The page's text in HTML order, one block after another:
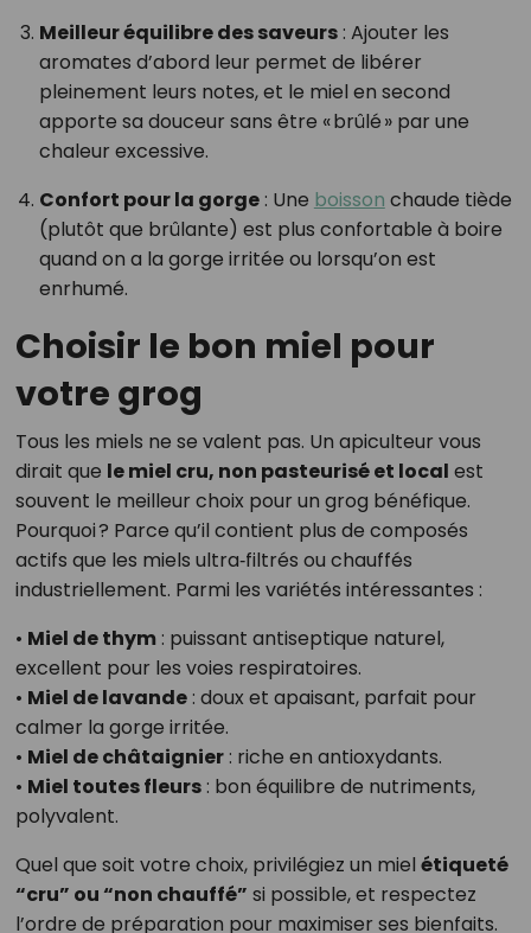
Meilleur équilibre des saveurs: Ajouter les
aromates d’abord leur permet de libérer
pleinement leurs notes, et le miel en second
apporte sa douceur sans être « brûlé » par une
chaleur excessive.
Confort pour la gorge: Une boisson chaude tiède
(plutôt que brûlante) est plus confortable à boire
quand on a la gorge irritée ou lorsqu’on est
enrhumé.
Choisir le bon miel pour
votre grog
Tous les miels ne se valent pas. Un apiculteur vous
dirait que le miel cru, non pasteurisé et local est
souvent le meilleur choix pour un grog bénéfique.
Pourquoi ? Parce qu’il contient plus de composés
actifs que les miels ultra‑filtrés ou chauffés
industriellement. Parmi les variétés intéressantes :
• Miel de thym: puissant antiseptique naturel,
excellent pour les voies respiratoires.
• Miel de lavande: doux et apaisant, parfait pour
calmer la gorge irritée.
• Miel de châtaignier: riche en antioxydants.
• Miel toutes fleurs: bon équilibre de nutriments,
polyvalent.
Quel que soit votre choix, privilégiez un miel étiqueté
“cru” ou “non chauffé” si possible, et respectez
l’ordre de préparation pour maximiser ses bienfaits.